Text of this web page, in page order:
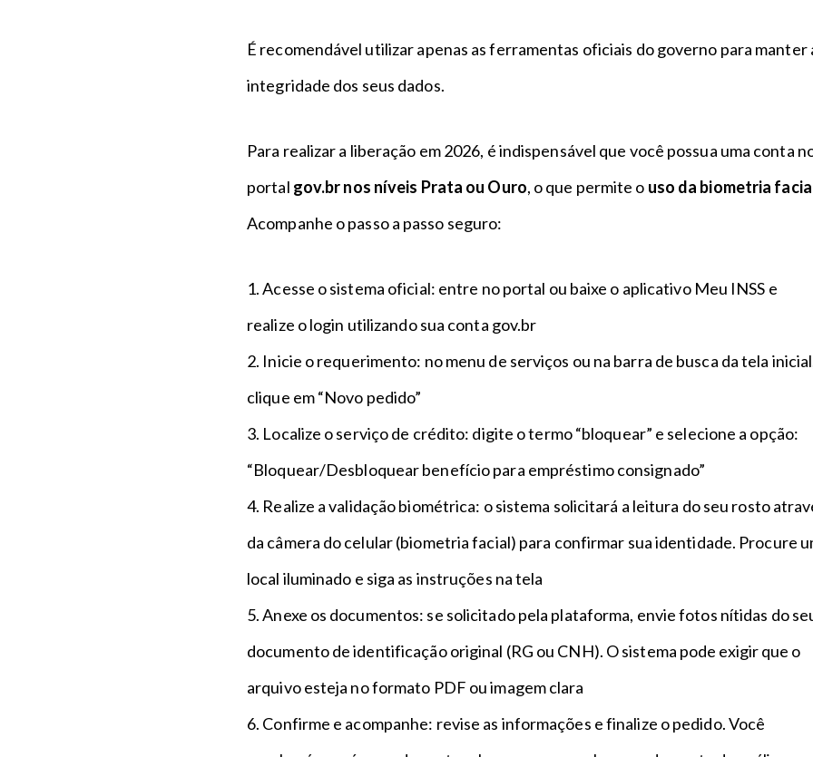
É recomendável utilizar apenas as ferramentas oficiais do governo para manter
integridade dos seus dados.
Para realizar a liberação em 2026, é indispensável que você possua uma conta
portal gov.br nos níveis Prata ou Ouro, o que permite o uso da biometria
Acompanhe o passo a passo seguro:
1. Acesse o sistema oficial: entre no portal ou baixe o aplicativo Meu INSS e
realize o login utilizando sua conta gov.br
2. Inicie o requerimento: no menu de serviços ou na barra de busca da tela
clique em “Novo pedido”
3. Localize o serviço de crédito: digite o termo “bloquear” e selecione a opção:
“Bloquear/Desbloquear benefício para empréstimo consignado”
4. Realize a validação biométrica: o sistema solicitará a leitura do seu rosto
da câmera do celular (biometria facial) para confirmar sua identidade. Procure
local iluminado e siga as instruções na tela
5. Anexe os documentos: se solicitado pela plataforma, envie fotos nítidas do
documento de identificação original (RG ou CNH). O sistema pode exigir que o
arquivo esteja no formato PDF ou imagem clara
6. Confirme e acompanhe: revise as informações e finalize o pedido. Você